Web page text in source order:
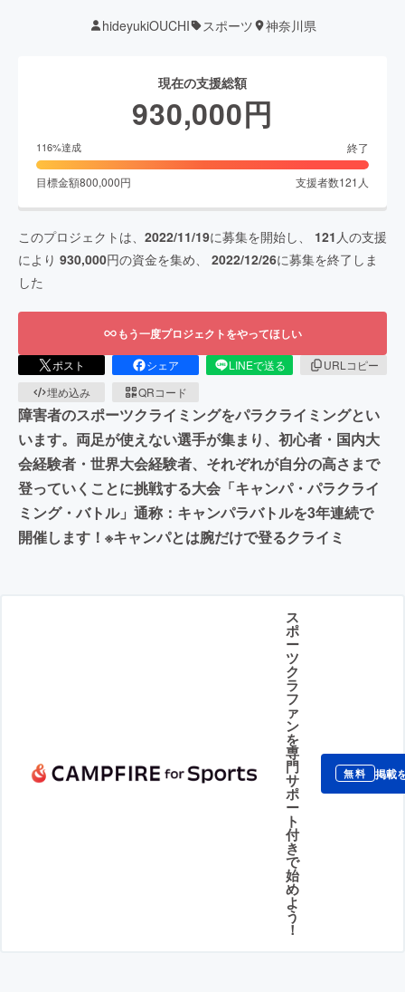
hideyukiOUCHI スポーツ 神奈川県
現在の支援総額
930,000円
116%達成 終了
目標金額800,000円 支援者数121 人
このプロジェクトは、 2022/11/19に募集を開始し、 121 人の支援
により 930,000円の資金を集め、 2022/12/26に募集を終了しま
した
もう一度プロジェクトをやってほしい
ポスト シェア LINEで送る
URLコピー
埋め込み
QRコード
障害者のスポーツクライミングをパラクライミングとい
います。両足が使えない選手が集まり、初心者・国内大
会経験者・世界大会経験者、それぞれが自分の高さまで
登っていくことに挑戦する大会「キャンパ・パラクライ
ミング・バトル」通称：キャンパラバトルを3年連続で
開催します！※キャンパとは腕だけで登るクライミ
ス
ポ
ー
ツ
ク
ラ
フ
ァ
ン
を
専
門
サ
ポ
ー
ト
付
き
で
始
め
よ
う
！
無料 掲載